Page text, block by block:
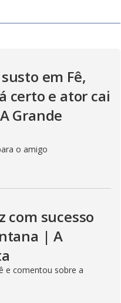
em Fê,
certo e ator cai
Grande
o amigo
com sucesso
| A
e comentou sobre a